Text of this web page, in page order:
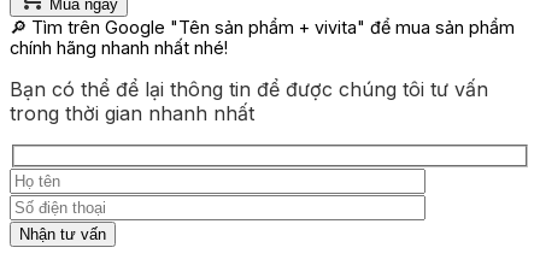
Mua ngay
🔎 Tìm trên Google "Tên sản phẩm + vivita" để mua sản phẩm
chính hãng nhanh nhất nhé!
Bạn có thể để lại thông tin để được chúng tôi tư vấn
trong thời gian nhanh nhất